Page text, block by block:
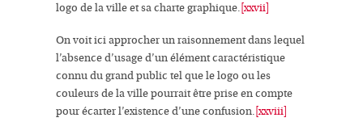
logo de la ville et sa charte graphique.[xxvii]
On voit ici approcher un raisonnement dans lequel
l’absence d’usage d’un élément caractéristique
connu du grand public tel que le logo ou les
couleurs de la ville pourrait être prise en compte
pour écarter l’existence d’une confusion.[xxviii]